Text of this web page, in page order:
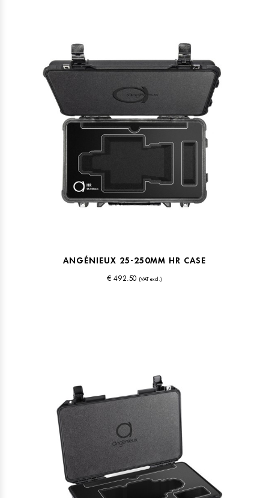
ANGÉNIEUX 25-250MM HR CASE
€ 492.50 (VAT excl.)